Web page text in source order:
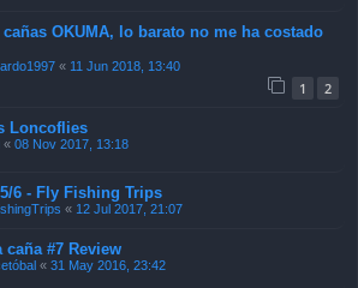
OKUMA, lo barato no me ha costado
« 11 Jun 2018, 13:40
1 2
Loncoflies
« 08 Nov 2017, 13:18
6 - Fly Fishing Trips
« 12 Jul 2017, 21:07
#7 Review
« 31 May 2016, 23:42